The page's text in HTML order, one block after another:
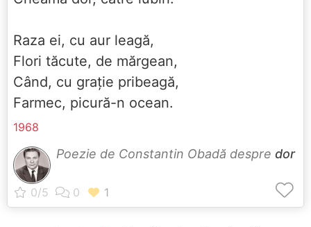
Raza ei, cu aur leagă,
Flori tăcute, de mărgean,
Când, cu grație pribeagă,
Farmec, picură-n ocean.
1968
Poezie de Constantin Obadă despre dor